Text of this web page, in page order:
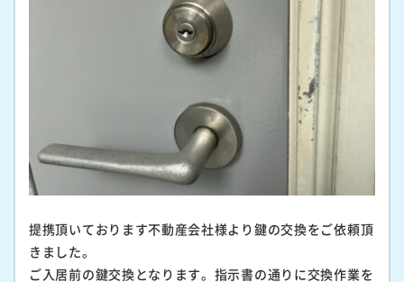
提携頂いております不動産会社様より鍵の交換をご依頼頂
きました。
ご入居前の鍵交換となります。指示書の通りに交換作業を